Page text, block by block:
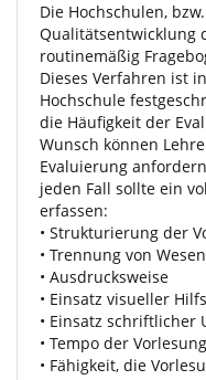
Die Hochschulen,
Qualitätsentwicklung
routinemäßig
Dieses Verfahren ist
Hochschule
die Häufigkeit der
Wunsch können
Evaluierung
jeden Fall sollte ein
erfassen:
• Strukturierung der
• Trennung von
• Ausdrucksweise
• Einsatz visueller
• Einsatz schriftlicher
• Tempo der Vorlesung
• Fähigkeit, die